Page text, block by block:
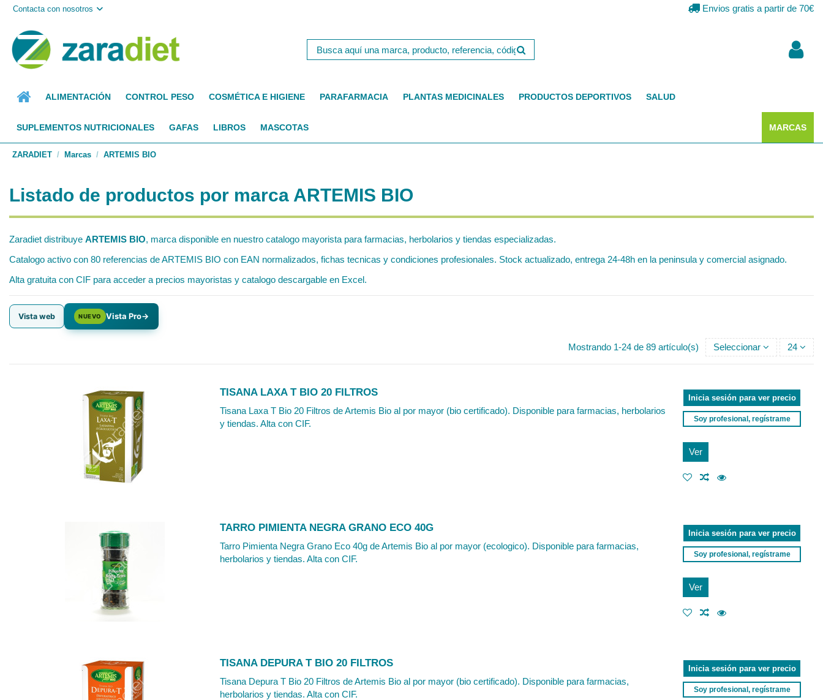
Contacta con nosotros Envios gratis a partir de 70€
ALIMENTACIÓN CONTROL PESO COSMÉTICA E HIGIENE PARAFARMACIA PLANTAS MEDICINALES PRODUCTOS DEPORTIVOS SALUD
SUPLEMENTOS NUTRICIONALES GAFAS LIBROS MASCOTAS MARCAS
ZARADIET Marcas ARTEMIS BIO
Listado de productos por marca ARTEMIS BIO
Zaradiet distribuye ARTEMIS BIO, marca disponible en nuestro catalogo mayorista para farmacias, herbolarios y tiendas especializadas.
Catalogo activo con 80 referencias de ARTEMIS BIO con EAN normalizados, fichas tecnicas y condiciones profesionales. Stock actualizado, entrega 24-48h en la peninsula y comercial asignado.
Alta gratuita con CIF para acceder a precios mayoristas y catalogo descargable en Excel.
Vista web NUEVO Vista Pro→
Mostrando 1-24 de 89 artículo(s) Seleccionar 24
TISANA LAXA T BIO 20 FILTROS
Tisana Laxa T Bio 20 Filtros de Artemis Bio al por mayor (bio certificado). Disponible para farmacias, herbolarios
y tiendas. Alta con CIF.
Inicia sesión para ver precio
Soy profesional, regístrame
Ver
TARRO PIMIENTA NEGRA GRANO ECO 40G
Tarro Pimienta Negra Grano Eco 40g de Artemis Bio al por mayor (ecologico). Disponible para farmacias,
herbolarios y tiendas. Alta con CIF.
Inicia sesión para ver precio
Soy profesional, regístrame
Ver
TISANA DEPURA T BIO 20 FILTROS
Tisana Depura T Bio 20 Filtros de Artemis Bio al por mayor (bio certificado). Disponible para farmacias,
herbolarios y tiendas. Alta con CIF.
Inicia sesión para ver precio
Soy profesional, regístrame